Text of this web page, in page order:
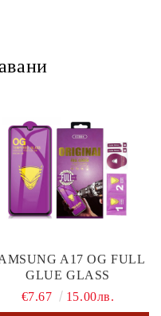
A17 OG FULL
GLUE GLASS
€7.67
15.00лв.